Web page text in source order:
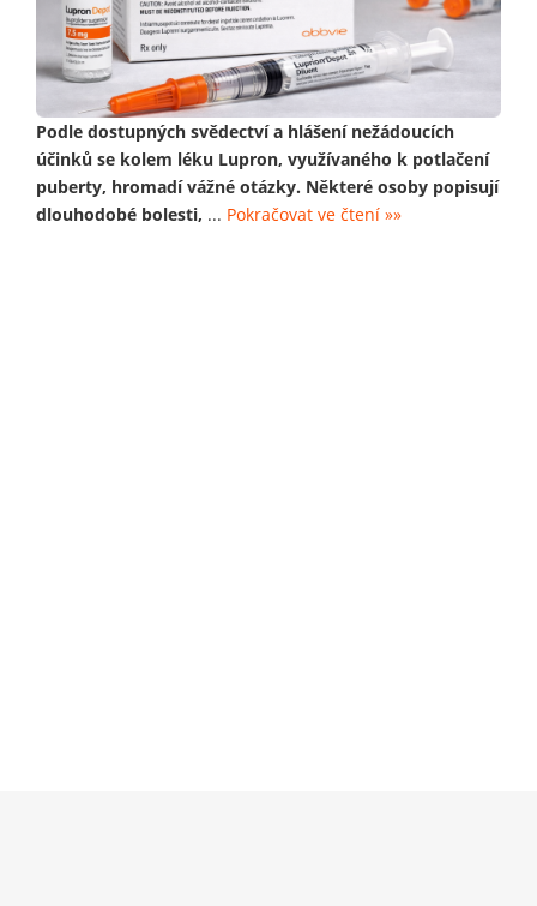
Podle dostupných svědectví a hlášení nežádoucích
účinků se kolem léku Lupron, využívaného k potlačení
puberty, hromadí vážné otázky. Některé osoby popisují
dlouhodobé bolesti, ... Pokračovat ve čtení »»